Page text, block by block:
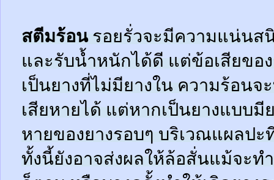
สตีมร้อนรอยรั่วจะมีความแน่นส
และรับน้ำหนักได้ดี แต่ข้อเสียขอ
เป็นยางที่ไม่มียางใน ความร้อนจ
เสียหายได้ แต่หากเป็นยางแบบมี
หายของยางรอบๆ บริเวณแผลป
ทั้งนี้ยังอาจส่งผลให้ล้อสั่นแม้จะท